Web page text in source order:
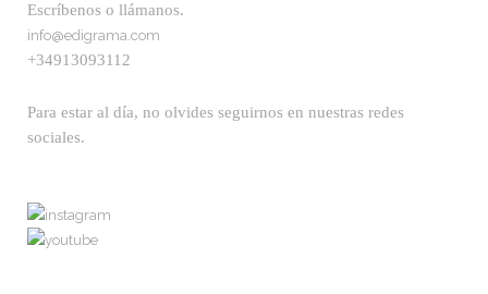
Escríbenos o llámanos.
info@edigrama.com
+34913093112
Para estar al día, no olvides seguirnos en nuestras redes
sociales.